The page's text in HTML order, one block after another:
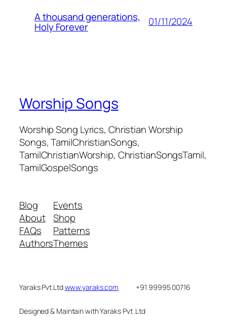
A thousand generations,
Holy Forever 01/11/2024
Worship Songs
Worship Song Lyrics, Christian Worship
Songs, TamilChristianSongs,
TamilChristianWorship, ChristianSongsTamil,
TamilGospelSongs
Blog
About
FAQs
Authors
Events
Shop
Patterns
Themes
Yaraks Pvt.Ltdwww.yaraks.com +91 99995 00716
Designed & Maintain with Yaraks Pvt .Ltd